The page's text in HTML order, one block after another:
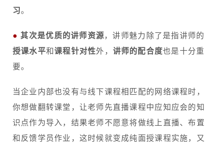
习。
● 其次是优质的讲师资源 ，讲师魅力除了是指讲师的
授课水平和课程针对性外， 讲师的配合度也是十分重
要。
当企业内部也没有与线下课程相匹配的网络课程时，
你想做翻转课堂，让老师先直播课程中应知应会的知
识点作为导入，结果老师不愿意将做线上直播、布置
和反馈学员作业，这时候就变成纯面授课程实施，又